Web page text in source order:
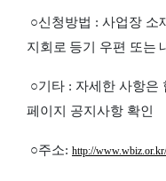
○신청방법 : 사업장 소
지회로 등기 우편 또는
○기타 : 자세한 사항은
페이지 공지사항 확인
○주소: http://